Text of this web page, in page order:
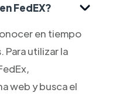
FedEX?
en tiempo
Para utilizar la
web y busca el